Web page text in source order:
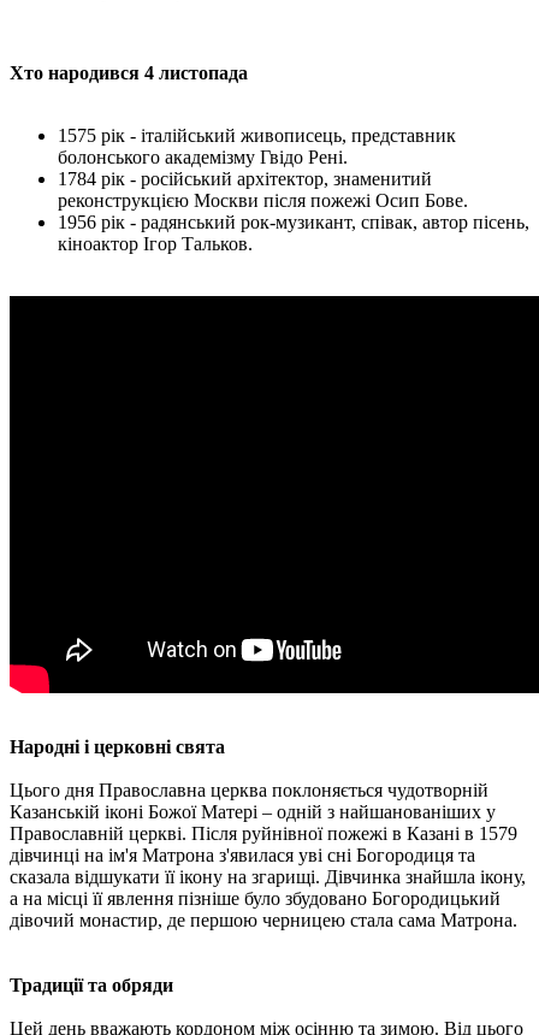
Хто народився 4 листопада
1575 рік - італійський живописець, представник
болонського академізму Гвідо Рені.
1784 рік - російський архітектор, знаменитий
реконструкцією Москви після пожежі Осип Бове.
1956 рік - радянський рок-музикант, співак, автор пісень,
кіноактор Ігор Тальков.
Народні і церковні свята
Цього дня Православна церква поклоняється чудотворній
Казанській іконі Божої Матері – одній з найшанованіших у
Православній церкві. Після руйнівної пожежі в Казані в 1579
дівчинці на ім'я Матрона з'явилася уві сні Богородиця та
сказала відшукати її ікону на згарищі. Дівчинка знайшла ікону,
а на місці її явлення пізніше було збудовано Богородицький
дівочий монастир, де першою черницею стала сама Матрона.
Традиції та обряди
Цей день вважають кордоном між осінню та зимою. Від цього